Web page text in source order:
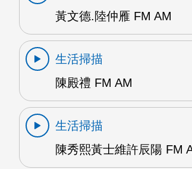
黃文德.陸仲雁 FM AM
生活掃描
陳殿禮 FM AM
生活掃描
陳秀熙黃士維許辰陽 FM